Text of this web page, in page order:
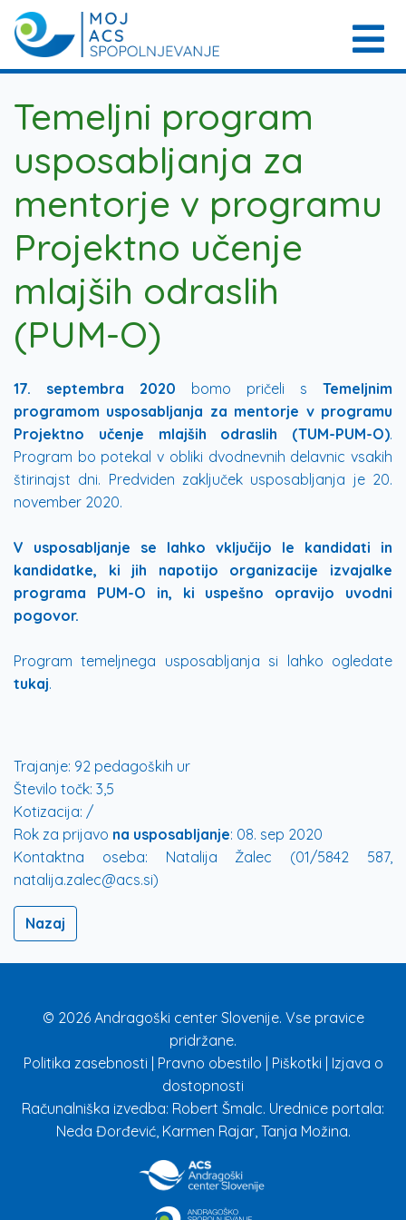
Temeljni program
usposabljanja za
mentorje v programu
Projektno učenje
mlajših odraslih
(PUM-O)
17. septembra 2020 bomo pričeli s Temeljnim
programom usposabljanja za mentorje v programu
Projektno učenje mlajših odraslih (TUM-PUM-O).
Program bo potekal v obliki dvodnevnih delavnic vsakih
štirinajst dni. Predviden zaključek usposabljanja je 20.
november 2020.
V usposabljanje se lahko vključijo le kandidati in
kandidatke, ki jih napotijo organizacije izvajalke
programa PUM-O in, ki uspešno opravijo uvodni
pogovor.
Program temeljnega usposabljanja si lahko ogledate
tukaj.
Trajanje: 92 pedagoških ur
Število točk: 3,5
Kotizacija: /
Rok za prijavo na usposabljanje: 08. sep 2020
Kontaktna oseba: Natalija Žalec (01/5842 587,
natalija.zalec@acs.si)
Nazaj
© 2026 Andragoški center Slovenije. Vse pravice
pridržane.
Politika zasebnosti
Pravno obestilo Piškotki
Izjava o
dostopnosti
Računalniška izvedba: Robert Šmalc. Urednice portala:
Neda Đorđević, Karmen Rajar, Tanja Možina.